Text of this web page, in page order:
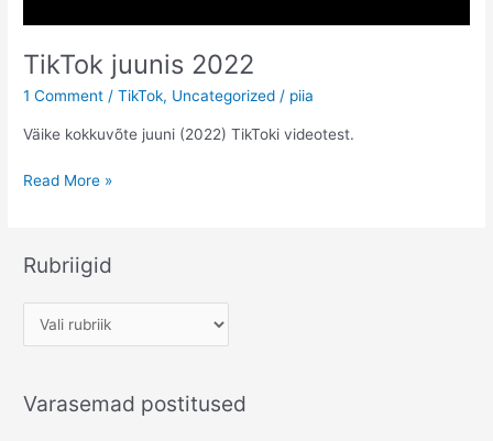
TikTok juunis 2022
1 Comment /TikTok, Uncategorized / piia
Väike kokkuvõte juuni (2022) TikToki videotest.
TikTok
Read More »
Rubriigid
u
r
Varasemad postitused